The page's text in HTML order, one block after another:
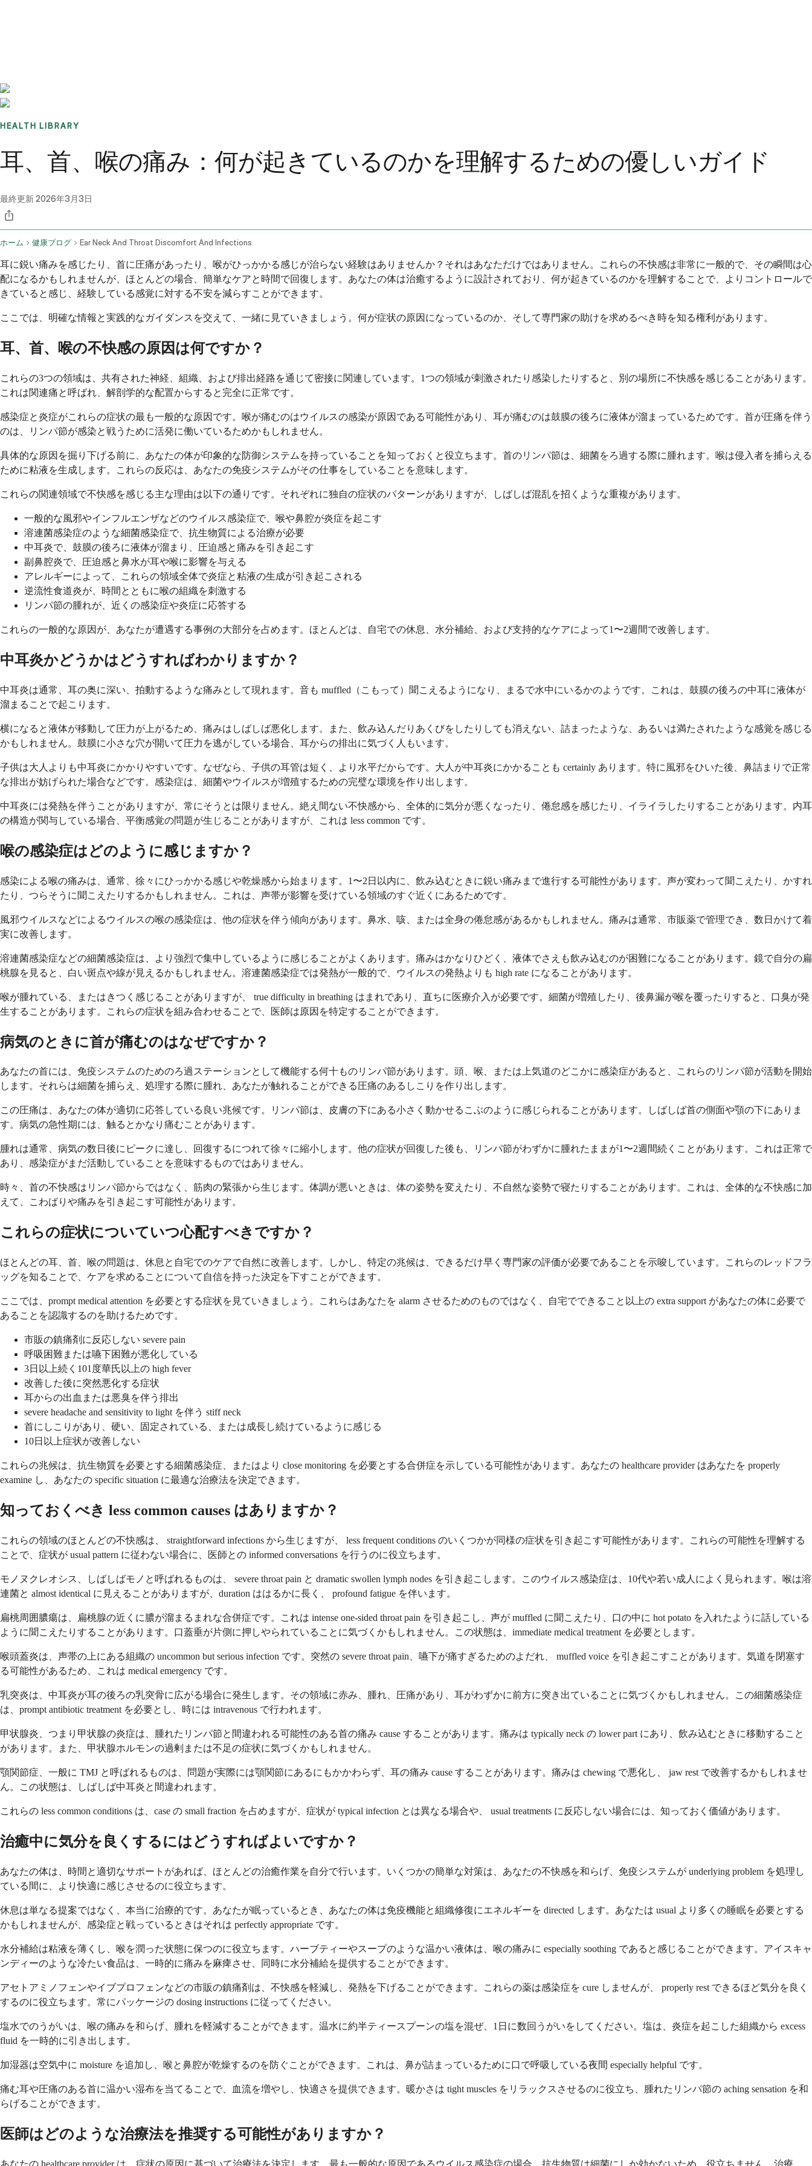
HEALTH LIBRARY
耳、首、喉の痛み：何が起きているのかを理解するための優しいガイド
最終更新2026年3月3日
ホーム 健康ブログ Ear Neck And Throat Discomfort And Infections
耳に鋭い痛みを感じたり、首に圧痛があったり、喉がひっかかる感じが治らない経験はありませんか？それはあなただけではありません。これらの不快感は非常に一般的で、その瞬間は心
配になるかもしれませんが、ほとんどの場合、簡単なケアと時間で回復します。あなたの体は治癒するように設計されており、何が起きているのかを理解することで、よりコントロールで
きていると感じ、経験している感覚に対する不安を減らすことができます。
ここでは、明確な情報と実践的なガイダンスを交えて、一緒に見ていきましょう。何が症状の原因になっているのか、そして専門家の助けを求めるべき時を知る権利があります。
耳、首、喉の不快感の原因は何ですか？
これらの3つの領域は、共有された神経、組織、および排出経路を通じて密接に関連しています。1つの領域が刺激されたり感染したりすると、別の場所に不快感を感じることがあります。
これは関連痛と呼ばれ、解剖学的な配置からすると完全に正常です。
感染症と炎症がこれらの症状の最も一般的な原因です。喉が痛むのはウイルスの感染が原因である可能性があり、耳が痛むのは鼓膜の後ろに液体が溜まっているためです。首が圧痛を伴う
のは、リンパ節が感染と戦うために活発に働いているためかもしれません。
具体的な原因を掘り下げる前に、あなたの体が印象的な防御システムを持っていることを知っておくと役立ちます。首のリンパ節は、細菌をろ過する際に腫れます。喉は侵入者を捕らえる
ために粘液を生成します。これらの反応は、あなたの免疫システムがその仕事をしていることを意味します。
これらの関連領域で不快感を感じる主な理由は以下の通りです。それぞれに独自の症状のパターンがありますが、しばしば混乱を招くような重複があります。
一般的な風邪やインフルエンザなどのウイルス感染症で、喉や鼻腔が炎症を起こす
溶連菌感染症のような細菌感染症で、抗生物質による治療が必要
中耳炎で、鼓膜の後ろに液体が溜まり、圧迫感と痛みを引き起こす
副鼻腔炎で、圧迫感と鼻水が耳や喉に影響を与える
アレルギーによって、これらの領域全体で炎症と粘液の生成が引き起こされる
逆流性食道炎が、時間とともに喉の組織を刺激する
リンパ節の腫れが、近くの感染症や炎症に応答する
これらの一般的な原因が、あなたが遭遇する事例の大部分を占めます。ほとんどは、自宅での休息、水分補給、および支持的なケアによって1〜2週間で改善します。
中耳炎かどうかはどうすればわかりますか？
中耳炎は通常、耳の奥に深い、拍動するような痛みとして現れます。音も muffled（こもって）聞こえるようになり、まるで水中にいるかのようです。これは、鼓膜の後ろの中耳に液体が
溜まることで起こります。
横になると液体が移動して圧力が上がるため、痛みはしばしば悪化します。また、飲み込んだりあくびをしたりしても消えない、詰まったような、あるいは満たされたような感覚を感じる
かもしれません。鼓膜に小さな穴が開いて圧力を逃がしている場合、耳からの排出に気づく人もいます。
子供は大人よりも中耳炎にかかりやすいです。なぜなら、子供の耳管は短く、より水平だからです。大人が中耳炎にかかることも certainly あります。特に風邪をひいた後、鼻詰まりで正常
な排出が妨げられた場合などです。感染症は、細菌やウイルスが増殖するための完璧な環境を作り出します。
中耳炎には発熱を伴うことがありますが、常にそうとは限りません。絶え間ない不快感から、全体的に気分が悪くなったり、倦怠感を感じたり、イライラしたりすることがあります。内耳
の構造が関与している場合、平衡感覚の問題が生じることがありますが、これは less common です。
喉の感染症はどのように感じますか？
感染による喉の痛みは、通常、徐々にひっかかる感じや乾燥感から始まります。1〜2日以内に、飲み込むときに鋭い痛みまで進行する可能性があります。声が変わって聞こえたり、かすれ
たり、つらそうに聞こえたりするかもしれません。これは、声帯が影響を受けている領域のすぐ近くにあるためです。
風邪ウイルスなどによるウイルスの喉の感染症は、他の症状を伴う傾向があります。鼻水、咳、または全身の倦怠感があるかもしれません。痛みは通常、市販薬で管理でき、数日かけて着
実に改善します。
溶連菌感染症などの細菌感染症は、より強烈で集中しているように感じることがよくあります。痛みはかなりひどく、液体でさえも飲み込むのが困難になることがあります。鏡で自分の扁
桃腺を見ると、白い斑点や線が見えるかもしれません。溶連菌感染症では発熱が一般的で、ウイルスの発熱よりも high rate になることがあります。
喉が腫れている、またはきつく感じることがありますが、 true difficulty in breathing はまれであり、直ちに医療介入が必要です。細菌が増殖したり、後鼻漏が喉を覆ったりすると、口臭が発
生することがあります。これらの症状を組み合わせることで、医師は原因を特定することができます。
病気のときに首が痛むのはなぜですか？
あなたの首には、免疫システムのためのろ過ステーションとして機能する何十ものリンパ節があります。頭、喉、または上気道のどこかに感染症があると、これらのリンパ節が活動を開始
します。それらは細菌を捕らえ、処理する際に腫れ、あなたが触れることができる圧痛のあるしこりを作り出します。
この圧痛は、あなたの体が適切に応答している良い兆候です。リンパ節は、皮膚の下にある小さく動かせるこぶのように感じられることがあります。しばしば首の側面や顎の下にありま
す。病気の急性期には、触るとかなり痛むことがあります。
腫れは通常、病気の数日後にピークに達し、回復するにつれて徐々に縮小します。他の症状が回復した後も、リンパ節がわずかに腫れたままが1〜2週間続くことがあります。これは正常で
あり、感染症がまだ活動していることを意味するものではありません。
時々、首の不快感はリンパ節からではなく、筋肉の緊張から生じます。体調が悪いときは、体の姿勢を変えたり、不自然な姿勢で寝たりすることがあります。これは、全体的な不快感に加
えて、こわばりや痛みを引き起こす可能性があります。
これらの症状についていつ心配すべきですか？
ほとんどの耳、首、喉の問題は、休息と自宅でのケアで自然に改善します。しかし、特定の兆候は、できるだけ早く専門家の評価が必要であることを示唆しています。これらのレッドフラ
ッグを知ることで、ケアを求めることについて自信を持った決定を下すことができます。
ここでは、prompt medical attention を必要とする症状を見ていきましょう。これらはあなたを alarm させるためのものではなく、自宅でできること以上の extra support があなたの体に必要で
あることを認識するのを助けるためです。
市販の鎮痛剤に反応しない severe pain
呼吸困難または嚥下困難が悪化している
3日以上続く101度華氏以上の high fever
改善した後に突然悪化する症状
耳からの出血または悪臭を伴う排出
severe headache and sensitivity to light を伴う stiff neck
首にしこりがあり、硬い、固定されている、または成長し続けているように感じる
10日以上症状が改善しない
これらの兆候は、抗生物質を必要とする細菌感染症、またはより close monitoring を必要とする合併症を示している可能性があります。あなたの healthcare provider はあなたを properly
examine し、あなたの specific situation に最適な治療法を決定できます。
知っておくべき less common causes はありますか？
これらの領域のほとんどの不快感は、 straightforward infections から生じますが、 less frequent conditions のいくつかが同様の症状を引き起こす可能性があります。これらの可能性を理解する
ことで、症状が usual pattern に従わない場合に、医師との informed conversations を行うのに役立ちます。
モノヌクレオシス、しばしばモノと呼ばれるものは、 severe throat pain と dramatic swollen lymph nodes を引き起こします。このウイルス感染症は、10代や若い成人によく見られます。喉は溶
連菌と almost identical に見えることがありますが、duration ははるかに長く、 profound fatigue を伴います。
扁桃周囲膿瘍は、扁桃腺の近くに膿が溜まるまれな合併症です。これは intense one-sided throat pain を引き起こし、声が muffled に聞こえたり、口の中に hot potato を入れたように話している
ように聞こえたりすることがあります。口蓋垂が片側に押しやられていることに気づくかもしれません。この状態は、immediate medical treatment を必要とします。
喉頭蓋炎は、声帯の上にある組織の uncommon but serious infection です。突然の severe throat pain、嚥下が痛すぎるためのよだれ、 muffled voice を引き起こすことがあります。気道を閉塞す
る可能性があるため、これは medical emergency です。
乳突炎は、中耳炎が耳の後ろの乳突骨に広がる場合に発生します。その領域に赤み、腫れ、圧痛があり、耳がわずかに前方に突き出ていることに気づくかもしれません。この細菌感染症
は、prompt antibiotic treatment を必要とし、時には intravenous で行われます。
甲状腺炎、つまり甲状腺の炎症は、腫れたリンパ節と間違われる可能性のある首の痛み cause することがあります。痛みは typically neck の lower part にあり、飲み込むときに移動すること
があります。また、甲状腺ホルモンの過剰または不足の症状に気づくかもしれません。
顎関節症、一般に TMJ と呼ばれるものは、問題が実際には顎関節にあるにもかかわらず、耳の痛み cause することがあります。痛みは chewing で悪化し、 jaw rest で改善するかもしれませ
ん。この状態は、しばしば中耳炎と間違われます。
これらの less common conditions は、case の small fraction を占めますが、症状が typical infection とは異なる場合や、 usual treatments に反応しない場合には、知っておく価値があります。
治癒中に気分を良くするにはどうすればよいですか？
あなたの体は、時間と適切なサポートがあれば、ほとんどの治癒作業を自分で行います。いくつかの簡単な対策は、あなたの不快感を和らげ、免疫システムが underlying problem を処理し
ている間に、より快適に感じさせるのに役立ちます。
休息は単なる提案ではなく、本当に治療的です。あなたが眠っているとき、あなたの体は免疫機能と組織修復にエネルギーを directed します。あなたは usual より多くの睡眠を必要とする
かもしれませんが、感染症と戦っているときはそれは perfectly appropriate です。
水分補給は粘液を薄くし、喉を潤った状態に保つのに役立ちます。ハーブティーやスープのような温かい液体は、喉の痛みに especially soothing であると感じることができます。アイスキャ
ンディーのような冷たい食品は、一時的に痛みを麻痺させ、同時に水分補給を提供することができます。
アセトアミノフェンやイブプロフェンなどの市販の鎮痛剤は、不快感を軽減し、発熱を下げることができます。これらの薬は感染症を cure しませんが、 properly rest できるほど気分を良く
するのに役立ちます。常にパッケージの dosing instructions に従ってください。
塩水でのうがいは、喉の痛みを和らげ、腫れを軽減することができます。温水に約半ティースプーンの塩を混ぜ、1日に数回うがいをしてください。塩は、炎症を起こした組織から excess
fluid を一時的に引き出します。
加湿器は空気中に moisture を追加し、喉と鼻腔が乾燥するのを防ぐことができます。これは、鼻が詰まっているために口で呼吸している夜間 especially helpful です。
痛む耳や圧痛のある首に温かい湿布を当てることで、血流を増やし、快適さを提供できます。暖かさは tight muscles をリラックスさせるのに役立ち、腫れたリンパ節の aching sensation を和
らげることができます。
医師はどのような治療法を推奨する可能性がありますか？
あなたの healthcare provider は、症状の原因に基づいて治療法を決定します。最も一般的な原因であるウイルス感染症の場合、抗生物質は細菌にしか効かないため、役立ちません。治療